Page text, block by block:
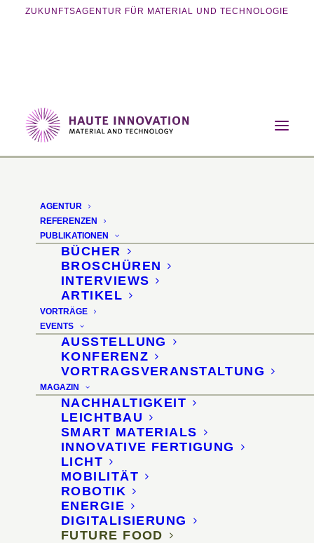
ZUKUNFTSAGENTUR FÜR MATERIAL UND TECHNOLOGIE
AGENTUR
REFERENZEN
PUBLIKATIONEN
BÜCHER
BROSCHÜREN
INTERVIEWS
ARTIKEL
VORTRÄGE
EVENTS
AUSSTELLUNG
KONFERENZ
VORTRAGSVERANSTALTUNG
MAGAZIN
NACHHALTIGKEIT
LEICHTBAU
SMART MATERIALS
INNOVATIVE FERTIGUNG
LICHT
MOBILITÄT
ROBOTIK
ENERGIE
DIGITALISIERUNG
FUTURE FOOD
Home Magazin
Future Food
Soldatenfliege als Proteinquelle
Soldatenfliegen als
Proteinquelle
Bremer Start-Up
Farmcycle setzt auf
klimafreundliches
Nutztierfutter aus
Insekten
27. Oktober 2021